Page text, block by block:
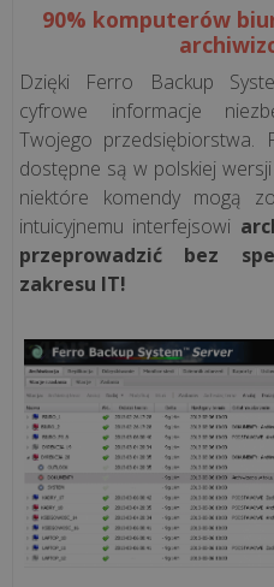
Plik
Kontrolny
ROZWIĄZANIA
Systemy
przywoławcze
Syscall
Mała
gastronomia
Mała
restauracja
90% komputerów
Dzięki Ferro Backup
cyfrowe informacje
Twojego przedsiębiorstwa.
dostępne są w polskiej
niektóre komendy mogą
intuicyjnemu interfejsowi
przeprowadzić bez
zakresu IT!